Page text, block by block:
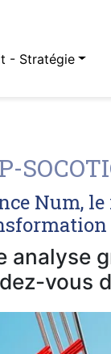
- Stratégie
Num,
analyse
vous